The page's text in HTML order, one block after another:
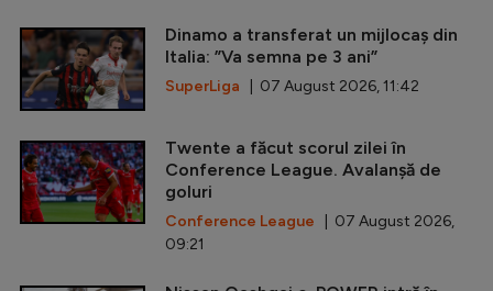
Dinamo a transferat un mijlocaș din
Italia: ”Va semna pe 3 ani”
SuperLiga | 07 August 2026, 11:42
Twente a făcut scorul zilei în
Conference League. Avalanșă de
goluri
Conference League | 07 August 2026,
09:21